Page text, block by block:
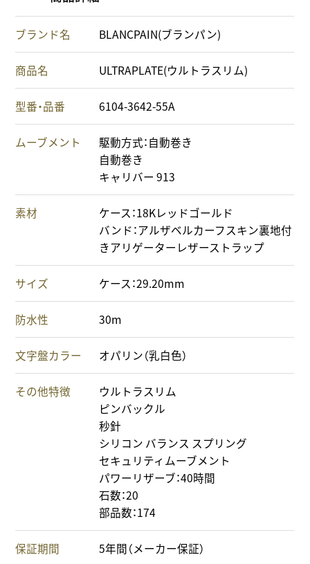
ブランド名 BLANCPAIN(ブランパン)
商品名 ULTRAPLATE(ウルトラスリム)
型番・品番 6104-3642-55A
ムーブメント
駆動方式：自動巻き
自動巻き
キャリバー 913
素材
ケース：18Kレッドゴールド
バンド：アルザベルカーフスキン裏地付
きアリゲーターレザーストラップ
サイズ ケース：29.20mm
防水性 30m
文字盤カラー オパリン（乳白色）
その他特徴
ウルトラスリム
ピンバックル
秒針
シリコン バランス スプリング
セキュリティムーブメント
パワーリザーブ：40時間
石数：20
部品数：174
保証期間 5年間（メーカー保証）